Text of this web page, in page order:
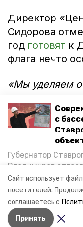
Сайт использует
посетителей.
соглашаетесь с
Принять
с
Губернатор
Владимиров
Минеральные
строительство
Минводах, а также
постройке новых
жителей.
Директор
Сидорова
год готовят к
флага нечто
«Мы уделяем
воспитанию
гордимся!» —
Фото:
Авторы: Сергей